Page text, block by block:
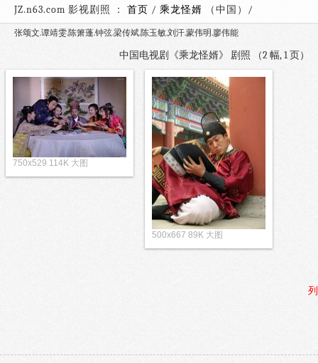
JZ.n63.com 影视剧照 ： 首页 / 乘龙怪婿 （中国）
张颂文.谭靖雯.陈箫蓬.钟弦.梁传斌.陈玉敏.刘汗.蒙伟明.廖伟能
中国电视剧《乘龙怪婿》 剧照 （2 幅, 1 页
750x529 114K 大图
500x667 89K 大图